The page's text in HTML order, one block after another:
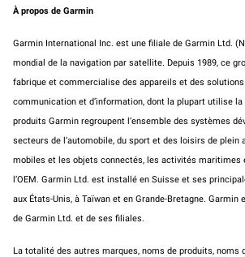
À propos de Garmin
Garmin International Inc. est une filiale de Garmin Ltd.
mondial de la navigation par satellite. Depuis 1989, ce
fabrique et commercialise des appareils et des solutions
communication et d’information, dont la plupart utilise la
produits Garmin regroupent l’ensemble des systèmes
secteurs de l’automobile, du sport et des loisirs de plein
mobiles et les objets connectés, les activités maritimes
l’OEM. Garmin Ltd. est installé en Suisse et ses
aux États-Unis, à Taïwan et en Grande-Bretagne. Garmin
de Garmin Ltd. et de ses filiales.
La totalité des autres marques, noms de produits, noms